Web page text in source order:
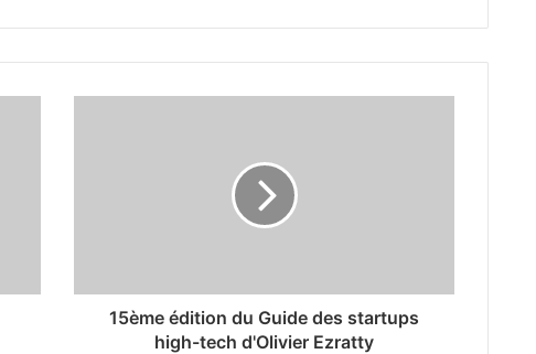
15ème édition du Guide des startups
high-tech d'Olivier Ezratty